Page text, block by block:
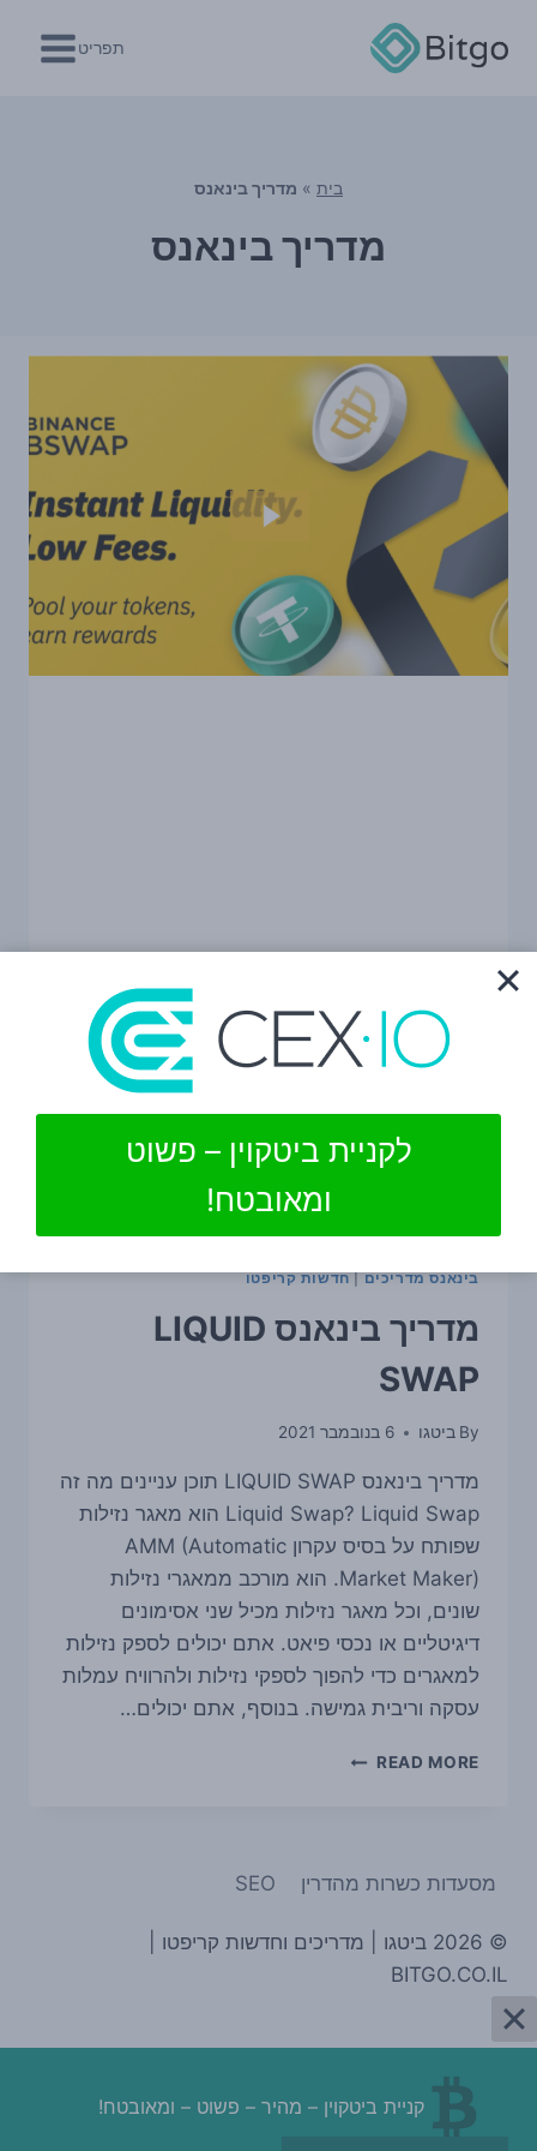
תפריט
בית » מדריך בינאנס
מדריך בינאנס
בינאנס מדריכים|חדשות קריפטו
מדריך בינאנס LIQUID
SWAP
By ביטגו 6 בנובמבר 2021
מדריך בינאנס LIQUID SWAP תוכן עניינים מה זה
Liquid Swap? Liquid Swap הוא מאגר נזילות
שפותח על בסיס עקרון AMM (Automatic
Market Maker). הוא מורכב ממאגרי נזילות
שונים, וכל מאגר נזילות מכיל שני אסימונים
דיגיטליים או נכסי פיאט. אתם יכולים לספק נזילות
למאגרים כדי להפוך לספקי נזילות ולהרוויח עמלות
עסקה וריבית גמישה. בנוסף, אתם יכולים…
READ MORE מדריך
מסעדות כשרות מהדרין SEO
© 2026 ביטגו | מדריכים וחדשות קריפטו |
BITGO.CO.IL
לקניית ביטקוין – פשוט
ומאובטח!
קניית ביטקוין – מהיר – פשוט – ומאובטח!